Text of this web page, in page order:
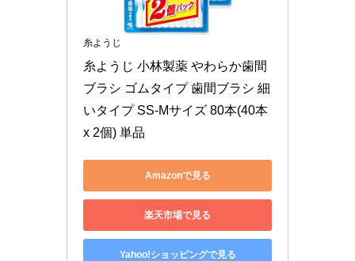
糸ようじ
糸ようじ 小林製薬 やわらか歯間
ブラシ ゴムタイプ 歯間ブラシ 細
いタイプ SS-Mサイズ 80本(40本
x 2個) 単品
Amazonで見る
楽天市場で見る
Yahoo!ショッピングで見る